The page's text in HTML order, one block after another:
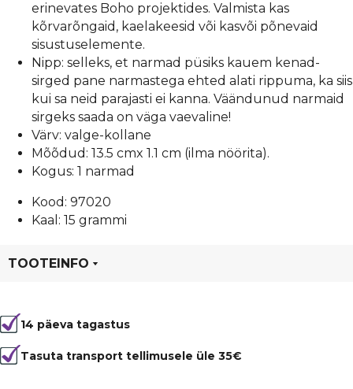
erinevates Boho projektides. Valmista kas
kõrvarõngaid, kaelakeesid või kasvõi põnevaid
sisustuselemente.
Nipp: selleks, et narmad püsiks kauem kenad-
sirged pane narmastega ehted alati rippuma, ka siis
kui sa neid parajasti ei kanna. Väändunud narmaid
sirgeks saada on väga vaevaline!
Värv: valge-kollane
Mõõdud: 13.5 cmx 1.1 cm (ilma nöörita).
Kogus: 1 narmad
Kood: 97020
Kaal: 15 grammi
TOOTEINFO
Värvus
Kollane
Materjal
nailon
14 päeva tagastus
Tasuta transport tellimusele üle 35€